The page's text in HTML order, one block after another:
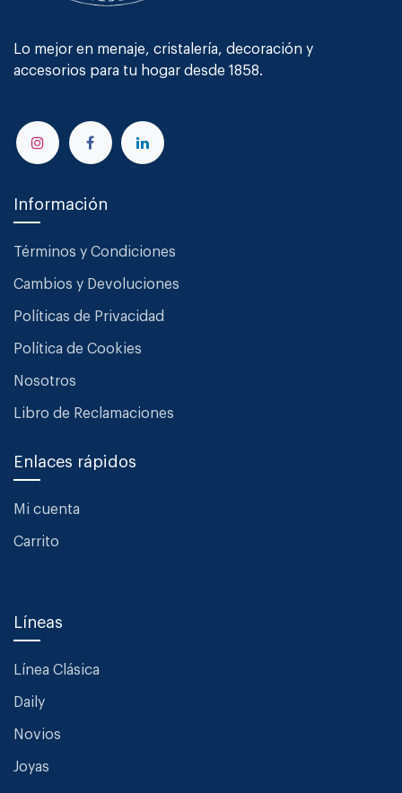
Lo mejor en menaje, cristalería, decoración y
accesorios para tu hogar desde 1858.
Información
Términos y Condiciones
Cambios y Devoluciones
Políticas de Privacidad
Política de Cookies
Nosotros
Libro de Reclamaciones
Enlaces rápidos
Mi cuenta
Carrito
Líneas
Línea Clásica
Daily
Novios
Joyas